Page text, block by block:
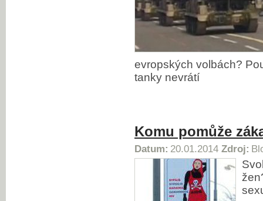
evropských volbách?
tanky nevrátí
Komu pomůže
Datum: 20.01.2014 Zdroj: